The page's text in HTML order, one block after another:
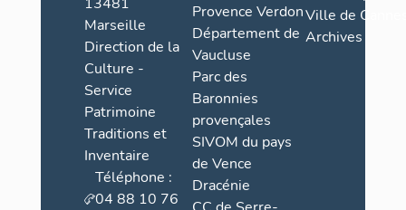
Marseille
Direction de la
Culture -
Service
Patrimoine
Traditions et
Inventaire
Téléphone :
04 88 10 76
Provence Verdon
Département de
Vaucluse
Parc des
Baronnies
provençales
SIVOM du pays
de Vence
Dracénie
Ville de
Archives